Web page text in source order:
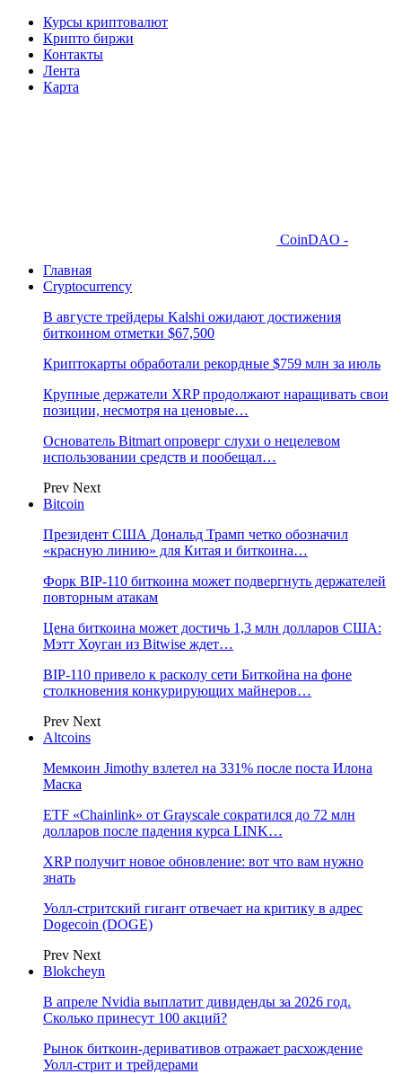
Курсы криптовалют
Крипто биржи
Контакты
Лента
Карта
CoinDAO -
Главная
Cryptocurrency
В августе трейдеры Kalshi ожидают достижения
биткоином отметки $67,500
Криптокарты обработали рекордные $759 млн за июль
Крупные держатели XRP продолжают наращивать свои
позиции, несмотря на ценовые…
Основатель Bitmart опроверг слухи о нецелевом
использовании средств и пообещал…
Prev Next
Bitcoin
Президент США Дональд Трамп четко обозначил
«красную линию» для Китая и биткоина…
Форк BIP-110 биткоина может подвергнуть держателей
повторным атакам
Цена биткоина может достичь 1,3 млн долларов США:
Мэтт Хоуган из Bitwise ждет…
BIP-110 привело к расколу сети Биткойна на фоне
столкновения конкурирующих майнеров…
Prev Next
Altcoins
Мемкоин Jimothy взлетел на 331% после поста Илона
Маска
ETF «Chainlink» от Grayscale сократился до 72 млн
долларов после падения курса LINK…
XRP получит новое обновление: вот что вам нужно
знать
Уолл-стритский гигант отвечает на критику в адрес
Dogecoin (DOGE)
Prev Next
Blokcheyn
В апреле Nvidia выплатит дивиденды за 2026 год.
Сколько принесут 100 акций?
Рынок биткоин-деривативов отражает расхождение
Уолл-стрит и трейдерами